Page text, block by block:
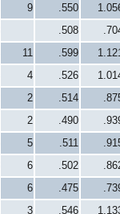
9 .550
.508
11 .599
4 .526
2 .514
2 .490
5 .511
6 .502
6 .475
3 .546